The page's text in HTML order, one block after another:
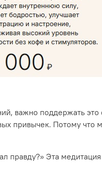
важно поддержать это
привычек. Потому
правду?» Эта